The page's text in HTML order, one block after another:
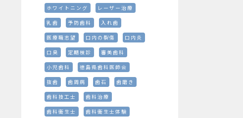
ホワイトニング
レーザー治療
乳歯
予防歯科
入れ歯
医療職志望
口内の裂傷
口内炎
口臭
定期検診
審美歯科
小児歯科
徳島県歯科医師会
抜歯
歯周病 歯石
歯磨き
歯科技工士
歯科治療
歯科衛生士
歯科衛生士体験